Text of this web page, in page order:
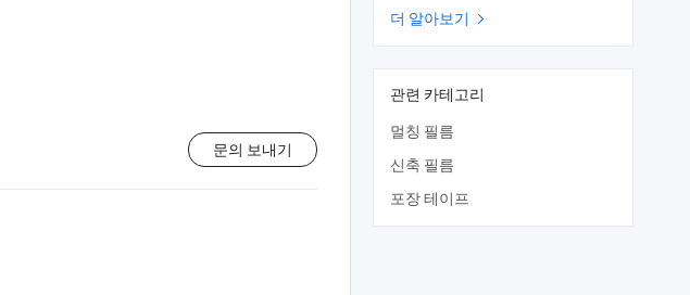
문의 보내기
더 알아보기 
관련 카테고리
멀칭 필름
신축 필름
포장 테이프